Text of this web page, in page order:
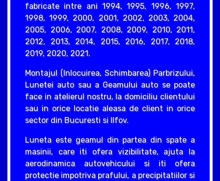
fabricate intre ani 1994, 1995, 1996, 1997,
1998, 1999, 2000, 2001, 2002, 2003, 2004,
2005, 2006, 2007, 2008, 2009, 2010, 2011,
2012, 2013, 2014, 2015, 2016, 2017, 2018,
2019, 2020, 2021.
Montajul (Inlocuirea, Schimbarea) Parbrizului,
Lunetei auto sau a Geamului auto se poate
face in atelierul nostru, la domiciliu clientului
sau in orice locatie aleasa de client in orice
sector din Bucuresti si Ilfov.
Luneta este geamul din partea din spate a
masinii, care iti ofera vizibilitate, ajuta la
aerodinamica autovehicului si iti ofera
protectie impotriva prafului, a precipitatiilor si